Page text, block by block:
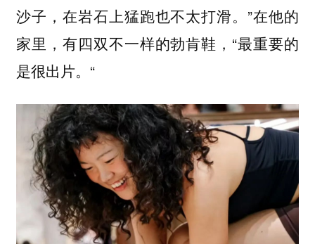
沙子，在岩石上猛跑也不太打滑。”在他的
家里，有四双不一样的勃肯鞋，“最重要的
是很出片。“